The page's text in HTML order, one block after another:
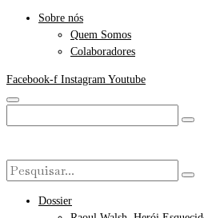
Sobre nós
Quem Somos
Colaboradores
Facebook-f Instagram Youtube
Dossier